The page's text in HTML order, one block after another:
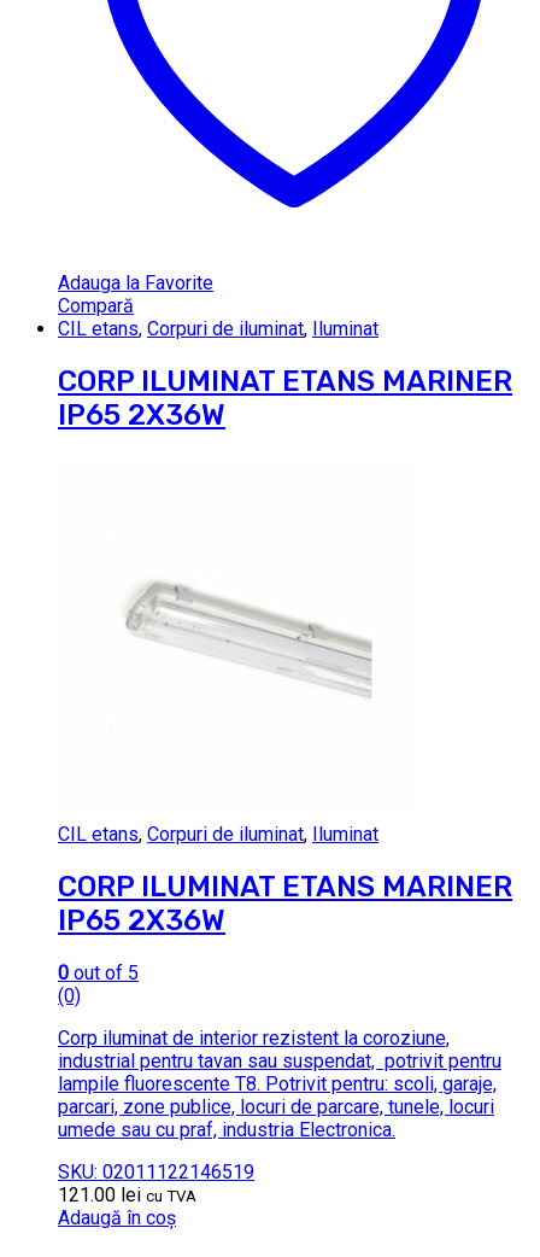
Adauga la Favorite
Compară
CIL etans, Corpuri de iluminat, Iluminat
CORP ILUMINAT ETANS MARINER
IP65 2X36W
CIL etans, Corpuri de iluminat, Iluminat
CORP ILUMINAT ETANS MARINER
IP65 2X36W
0 out of 5
(0)
Corp iluminat de interior rezistent la coroziune,
industrial pentru tavan sau suspendat, potrivit pentru
lampile fluorescente T8. Potrivit pentru: scoli, garaje,
parcari, zone publice, locuri de parcare, tunele, locuri
umede sau cu praf, industria Electronica.
SKU: 02011122146519
121.00 lei cu TVA
Adaugă în coș